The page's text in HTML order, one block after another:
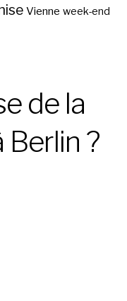
Vienne week-end
de la
Berlin ?